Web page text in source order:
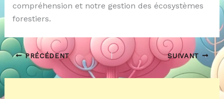
compréhension et notre gestion des écosystèmes
forestiers.
PRÉCÉDENT SUIVANT